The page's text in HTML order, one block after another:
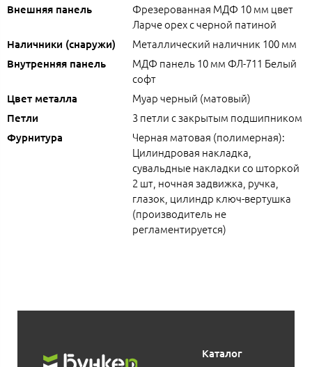
Внешняя панель
Фрезерованная МДФ 10 мм цвет
Ларче орех с черной патиной
Наличники (снаружи) Металлический наличник 100 мм
Внутренняя панель
МДФ панель 10 мм ФЛ-711 Белый
софт
Цвет металла Муар черный (матовый)
Петли 3 петли с закрытым подшипником
Фурнитура
Черная матовая (полимерная):
Цилиндровая накладка,
сувальдные накладки со шторкой
2 шт, ночная задвижка, ручка,
глазок, цилиндр ключ-вертушка
(производитель не
регламентируется)
Каталог